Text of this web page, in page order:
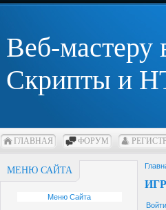
Веб-мастеру
Скрипты и
ГЛАВНАЯ ФОРУМ
МЕНЮ САЙТА
Меню Сайта
Войти